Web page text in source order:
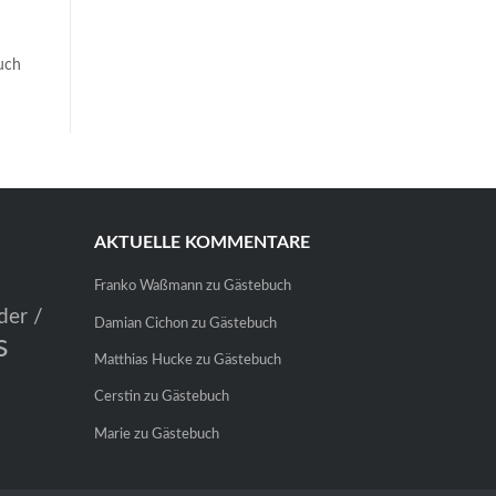
/
AKTUELLE KOMMENTARE
Franko Waßmann zuGästebuch
Damian Cichon zuGästebuch
Matthias Hucke zuGästebuch
Cerstin zuGästebuch
Marie zuGästebuch